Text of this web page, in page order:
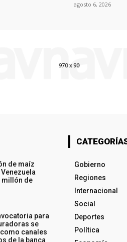
agosto 6, 2026
de maíz
millón de
para
se
canales
de la banca
Gobierno
Regiones
Internacional
Social
Deportes
Política